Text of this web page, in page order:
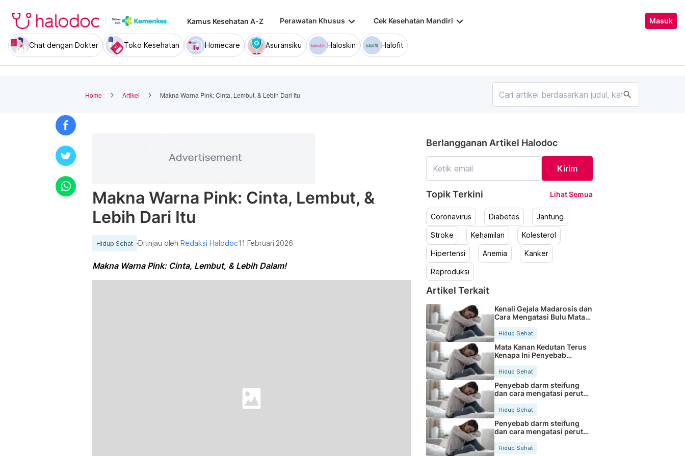
Kamus Kesehatan A-Z Perawatan Khusus keyboard_arrow_down Cek Kesehatan Mandiri keyboard_arrow_down Masuk
Chat dengan Dokter Toko Kesehatan Homecare Asuransiku Haloskin Halofit
Home Artikel Makna Warna Pink: Cinta, Lembut, & Lebih Dari Itu search
Makna Warna Pink: Cinta, Lembut, &
Lebih Dari Itu
Hidup Sehat Ditinjau olehRedaksi Halodoc11 Februari 2026
Makna Warna Pink: Cinta, Lembut, & Lebih Dalam!
Berlangganan Artikel Halodoc
Kirim
Topik Terkini Lihat Semua
Coronavirus Diabetes Jantung
Stroke Kehamilan Kolesterol
Hipertensi Anemia Kanker
Reproduksi
Artikel Terkait
Kenali Gejala Madarosis dan
Cara Mengatasi Bulu Mata
Hidup Sehat
Mata Kanan Kedutan Terus
Kenapa Ini Penyebab
Hidup Sehat
Penyebab darm steifung
dan cara mengatasi perut
Hidup Sehat
Penyebab darm steifung
dan cara mengatasi perut
Hidup Sehat